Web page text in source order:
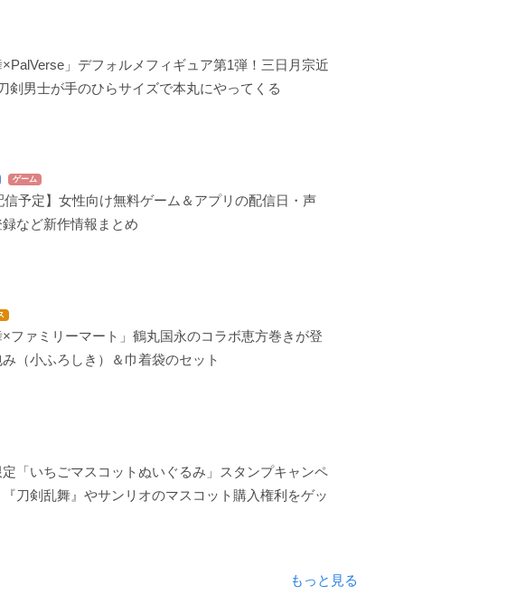
」デフォルメフィギュア第1弾！三日月宗近
剣男士が手のひらサイズで本丸にやってくる
ゲーム
信予定】女性向け無料ゲーム＆アプリの配信日・声
など新作情報まとめ
ファミリーマート」鶴丸国永のコラボ恵方巻きが登
（小ふろしき）＆巾着袋のセット
「いちごマスコットぬいぐるみ」スタンプキャンペ
刀剣乱舞』やサンリオのマスコット購入権利をゲッ
もっと見る